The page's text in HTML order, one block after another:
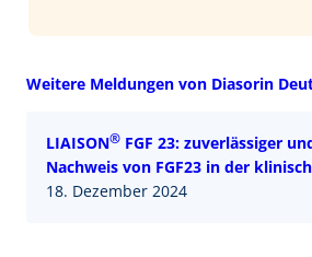
Weitere Meldungen von Diasorin
LIAISON® FGF 23: zuverlässiger
Nachweis von FGF23 in der
18. Dezember 2024